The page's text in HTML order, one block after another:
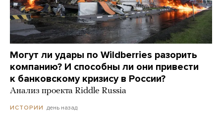
Могут ли удары по Wildberries разорить
компанию? И способны ли они привести
к банковскому кризису в России?
Анализ проекта Riddle Russia
ИСТОРИИ день назад